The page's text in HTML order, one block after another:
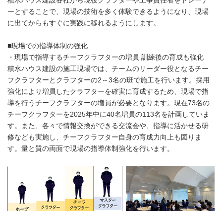
ーとすることで、現場の技術を多く体験できるようになり、現場
に出てからもすぐに実践に移れるようにします。
■現場での指導体制の強化
・現場で指導するチーフクラフターの増員 訓練後の育成も強化
積水ハウス建設の施工現場では、チームのリーダー役となるチー
フクラフターとクラフターの2～3名の班で施工を行います。採用
強化により増員したクラフターを確実に育成するため、現場で指
導を行うチーフクラフターの増員が必要となります。現在73名の
チーフクラフターを2025年中に40名増員の113名を計画していま
す。また、各々で情報交換ができる交流会や、指導に活かせる研
修なども実施し、チーフクラフター自身の育成力向上も図りま
す。量と質の両面で現場の指導体制強化を行います。